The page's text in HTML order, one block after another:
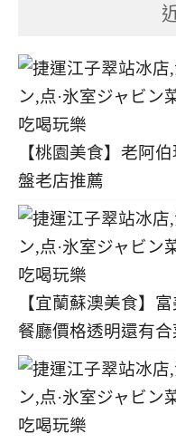
【桃園美食】老阿
盤老店推薦
【宜蘭蘇澳美食】
餐廳價格透明還有合